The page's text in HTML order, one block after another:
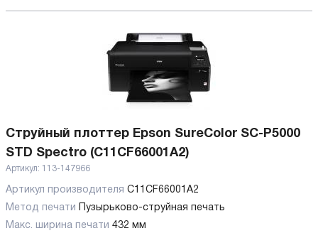
Струйный плоттер Epson SureColor SC-P5000
STD Spectro (C11CF66001A2)
Артикул: 113-147966
Артикул производителя C11CF66001A2
Метод печати
Пузырьково-струйная печать
Макс. ширина печати 432 мм